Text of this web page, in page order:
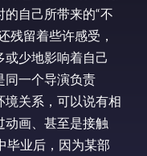
自己所带来的“不
残留着些许感受，
少地影响着自己
同一个导演负责
境关系，可以说有相
动画、甚至是接触
毕业后，因为某部